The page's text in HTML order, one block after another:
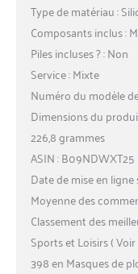
Type de matériau :
Composants inclus :
Piles incluses ? : Non
Service : Mixte
Numéro du modèle
Dimensions du
226,8 grammes
ASIN : B09NDWXT25
Date de mise en
Moyenne des
Classement des
Sports et Loisirs (
398 en Masques de